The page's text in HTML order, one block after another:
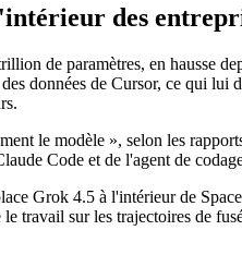
des
de paramètres, en
données de Cursor, ce qui lui
le modèle », selon les
Code et de l'agent de
Grok 4.5 à l'intérieur de
travail sur les trajectoires de